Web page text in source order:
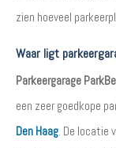
zien hoeveel
Waar ligt
Parkeergarage
een zeer goedkope
Den Haag. De locatie